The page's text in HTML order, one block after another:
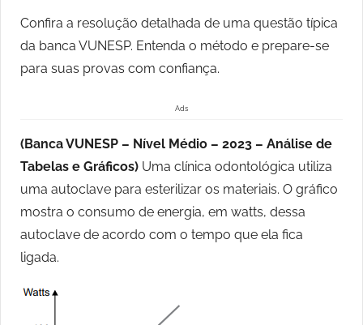
Confira a resolução detalhada de uma questão típica
da banca VUNESP. Entenda o método e prepare-se
para suas provas com confiança.
Ads
(Banca VUNESP – Nível Médio – 2023 – Análise de
Tabelas e Gráficos) Uma clínica odontológica utiliza
uma autoclave para esterilizar os materiais. O gráfico
mostra o consumo de energia, em watts, dessa
autoclave de acordo com o tempo que ela fica
ligada.